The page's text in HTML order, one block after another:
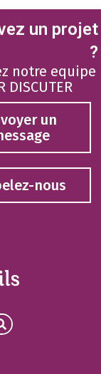
un projet
?
notre equipe
DISCUTER
un
nous